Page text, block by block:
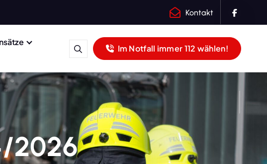
Kontakt
Im Notfall immer 112 wählen!
2026